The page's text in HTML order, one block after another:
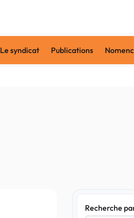
Le syndicat Publications
Recherche